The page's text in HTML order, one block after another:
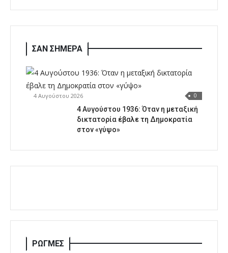
ΣΑΝ ΣΗΜΕΡΑ
4 Αυγούστου 2026 0
4 Αυγούστου 1936: Όταν η μεταξική
δικτατορία έβαλε τη Δημοκρατία
στον «γύψο»
ΡΩΓΜΕΣ